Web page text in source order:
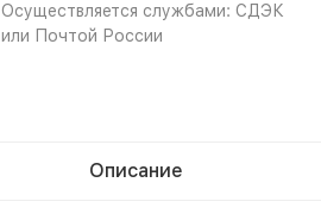
Осуществляется службами: СДЭК
или Почтой России
Описание